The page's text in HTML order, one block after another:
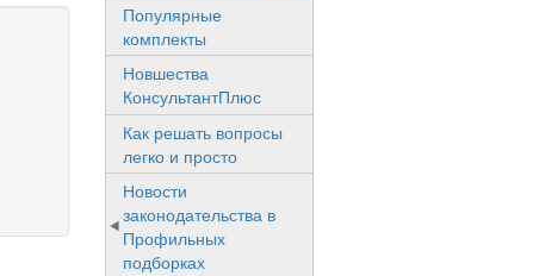
Популярные
комплекты
Новшества
КонсультантПлюс
Как решать вопросы
легко и просто
Новости
законодательства в
Профильных
подборках